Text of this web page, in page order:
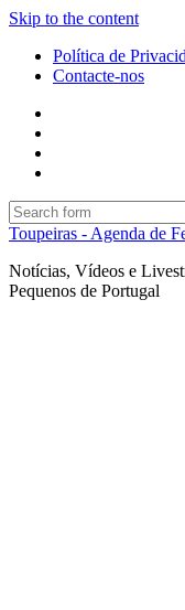
Skip to the content
Política de
Contacte-nos
Toupeiras - Agenda de
Notícias, Vídeos e
Pequenos de Portugal